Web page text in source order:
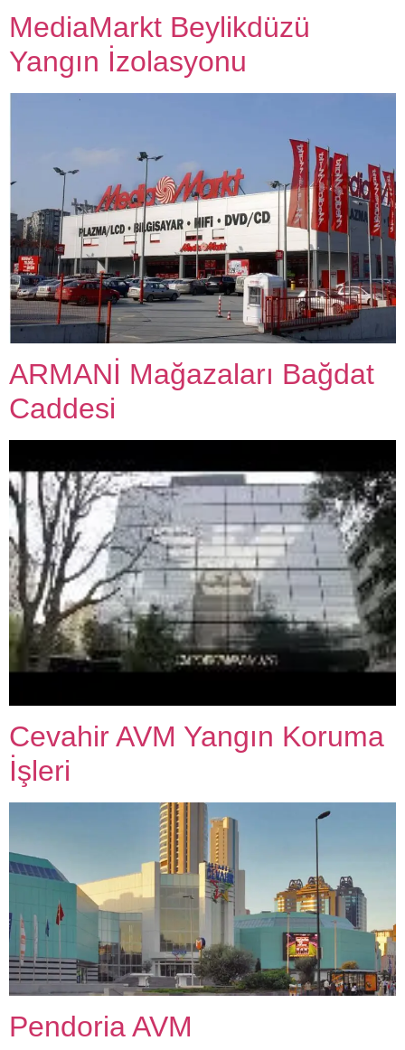
MediaMarkt Beylikdüzü
Yangın İzolasyonu
ARMANİ Mağazaları Bağdat
Caddesi
Cevahir AVM Yangın Koruma
İşleri
Pendoria AVM